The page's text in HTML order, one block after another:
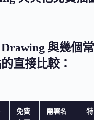
與幾個
直接比較：
免費
需署名